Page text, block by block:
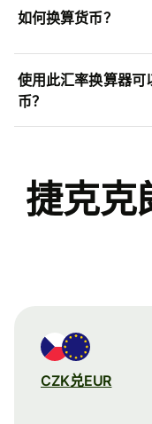
如何换算货币？
使用此汇率换算器可
币？
捷克克
CZK兑EUR